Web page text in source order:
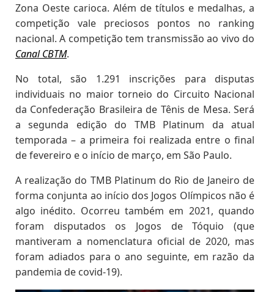
Zona Oeste carioca. Além de títulos e medalhas, a
competição vale preciosos pontos no ranking
nacional. A competição tem transmissão ao vivo do
Canal CBTM.
No total, são 1.291 inscrições para disputas
individuais no maior torneio do Circuito Nacional
da Confederação Brasileira de Tênis de Mesa. Será
a segunda edição do TMB Platinum da atual
temporada – a primeira foi realizada entre o final
de fevereiro e o início de março, em São Paulo.
A realização do TMB Platinum do Rio de Janeiro de
forma conjunta ao início dos Jogos Olímpicos não é
algo inédito. Ocorreu também em 2021, quando
foram disputados os Jogos de Tóquio (que
mantiveram a nomenclatura oficial de 2020, mas
foram adiados para o ano seguinte, em razão da
pandemia de covid-19).